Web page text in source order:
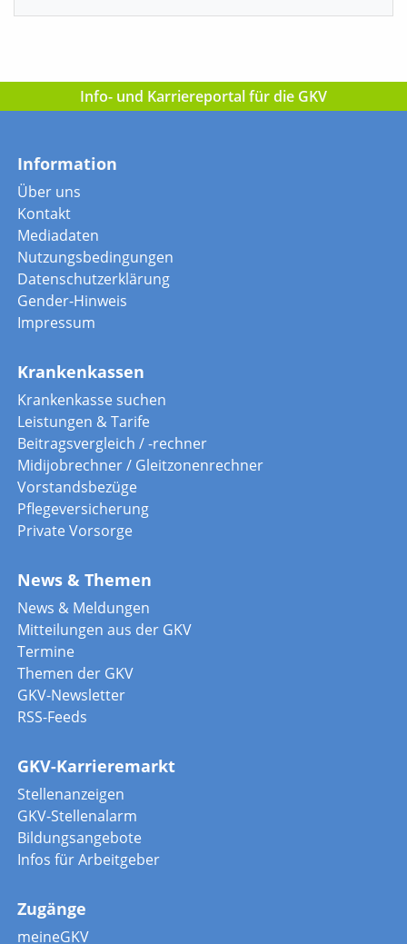
Info- und Karriereportal für die GKV
Information
Über uns
Kontakt
Mediadaten
Nutzungsbedingungen
Datenschutzerklärung
Gender-Hinweis
Impressum
Krankenkassen
Krankenkasse suchen
Leistungen & Tarife
Beitragsvergleich / -rechner
Midijobrechner / Gleitzonenrechner
Vorstandsbezüge
Pflegeversicherung
Private Vorsorge
News & Themen
News & Meldungen
Mitteilungen aus der GKV
Termine
Themen der GKV
GKV-Newsletter
RSS-Feeds
GKV-Karrieremarkt
Stellenanzeigen
GKV-Stellenalarm
Bildungsangebote
Infos für Arbeitgeber
Zugänge
meineGKV